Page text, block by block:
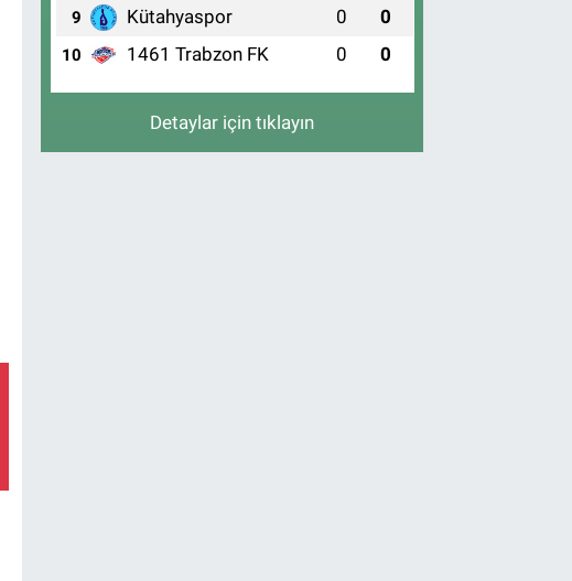
9 Kütahyaspor 0 0
10 1461 Trabzon FK 0 0
Detaylar için tıklayın